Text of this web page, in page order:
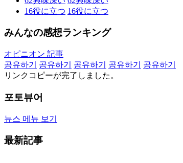
16役に立つ 16役に立つ
みんなの感想ランキング
オピニオン 記事
공유하기
공유하기 공유하기 공유하기
공유하기
リンクコピーが完了しました。
포토뷰어
뉴스 메뉴 보기
最新記事